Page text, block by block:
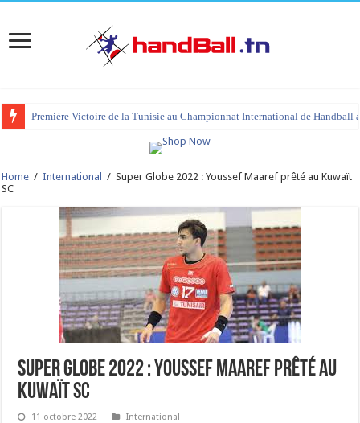
Première Victoire de la Tunisie au Championnat International de Handball
Home / International / Super Globe 2022 : Youssef Maaref prêté au Kuwaït
SC
Super Globe 2022 : Youssef Maaref prêté au
Kuwaït SC
11 octobre 2022 International